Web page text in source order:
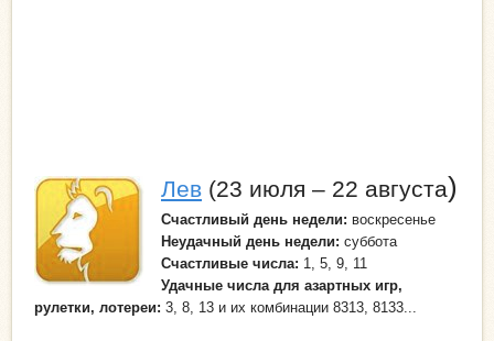
Лев (23 июля – 22 августа)
Счастливый день недели: воскресенье
Неудачный день недели: суббота
Счастливые числа: 1, 5, 9, 11
Удачные числа для азартных игр,
рулетки, лотереи: 3, 8, 13 и их комбинации 8313, 8133...